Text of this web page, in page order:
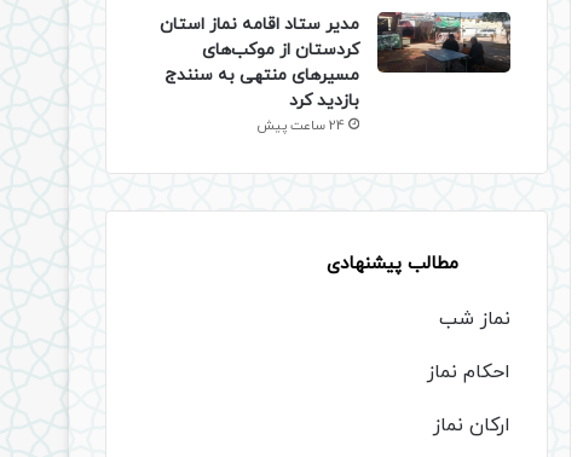
مدیر ستاد اقامه نماز استان
کردستان از موکب‌های
مسیرهای منتهی به سنندج
بازدید کرد
24 ساعت پیش
مطالب پیشنهادی
نماز شب
احکام نماز
ارکان نماز